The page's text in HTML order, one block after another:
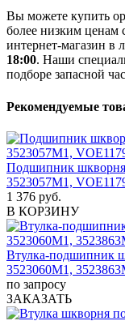
Вы можете купить
более низким ценам
интернет-магазин в
18:00. Наши
подборе запасной
Рекомендуемые
Подшипник шкворня
3523057М1,
1 376 руб.
В КОРЗИНУ
Втулка-подшипник
3523060М1,
по запросу
ЗАКАЗАТЬ